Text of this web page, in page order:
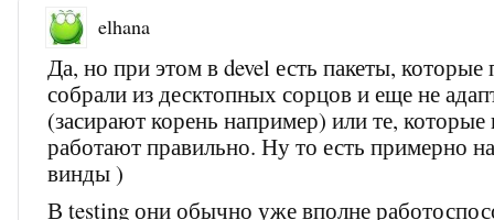
elhana
Да, но при этом в devel есть пакеты, которые
собрали из десктопных сорцов и еще не
(засирают корень например) или те, которые
работают правильно. Ну то есть примерно
винды )
В testing они обычно уже вполне